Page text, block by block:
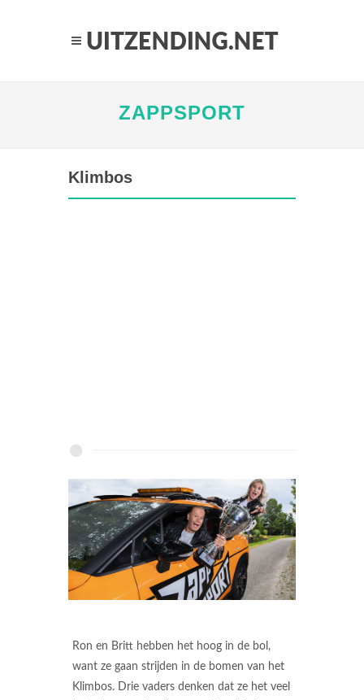
ZAPPSPORT
Klimbos
Ron en Britt hebben het hoog in de bol,
want ze gaan strijden in de bomen van het
Klimbos. Drie vaders denken dat ze het veel